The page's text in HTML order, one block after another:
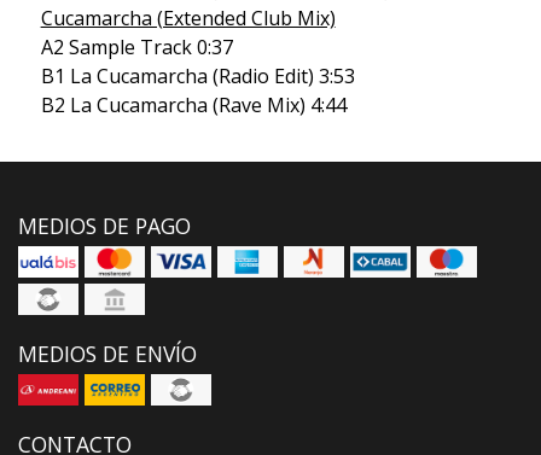
Cucamarcha (Extended Club Mix)
A2 Sample Track 0:37
B1 La Cucamarcha (Radio Edit) 3:53
B2 La Cucamarcha (Rave Mix) 4:44
MEDIOS DE PAGO
MEDIOS DE ENVÍO
CONTACTO